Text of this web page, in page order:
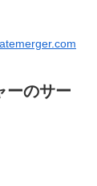
ーのサー